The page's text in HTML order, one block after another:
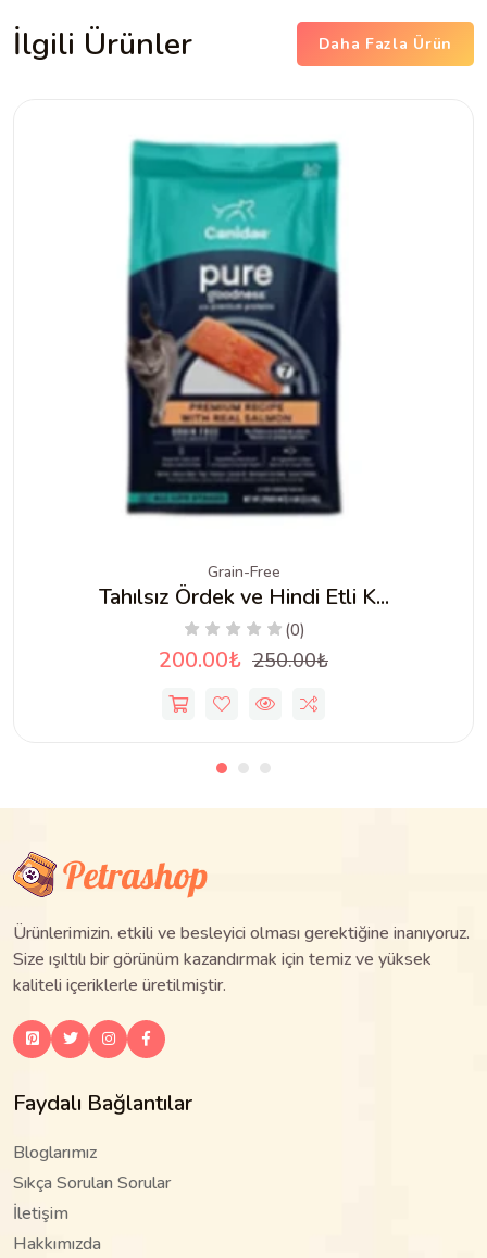
İlgili Ürünler Daha Fazla Ürün
Grain-Free
Tahılsız Ördek ve Hindi Etli K...
(0)
200.00₺ 250.00₺
Ürünlerimizin. etkili ve besleyici olması gerektiğine inanıyoruz.
Size ışıltılı bir görünüm kazandırmak için temiz ve yüksek
kaliteli içeriklerle üretilmiştir.
Faydalı Bağlantılar
Bloglarımız
Sıkça Sorulan Sorular
İletişim
Hakkımızda